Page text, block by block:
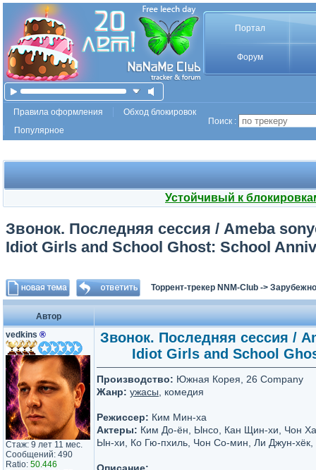
Портал
Форум
Правила оформления
Обход блокировок
Популярное
Поиск :
Устойчивый к
Звонок. Последняя сессия / Ameba
Idiot Girls and School Ghost: School
Торрент-трекер NNM-Club ->
Автор
vedkins ®
Стаж: 9 лет 11 мес.
Сообщений: 490
Ratio: 50.446
Звонок. Последняя сессия /
Idiot Girls and School
Производство: Южная Корея, 26 Company
Жанр: ужасы , комедия
Режиссер: Ким Мин-ха
Актеры: Ким До-ён, Ынсо, Кан Щин-хи, Чон
Ын-хи, Ко Гю-пхиль, Чон Со-мин, Ли Джун-